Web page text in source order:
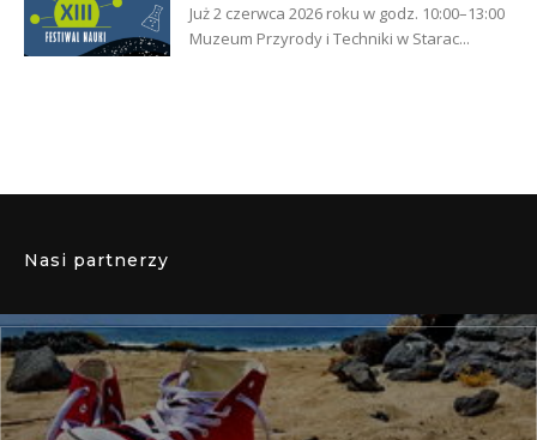
Już 2 czerwca 2026 roku w godz. 10:00–13:00
Muzeum Przyrody i Techniki w Starac...
Nasi partnerzy